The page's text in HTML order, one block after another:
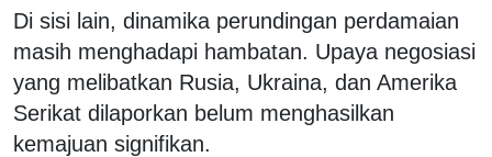
Di sisi lain, dinamika perundingan perdamaian
masih menghadapi hambatan. Upaya negosiasi
yang melibatkan Rusia, Ukraina, dan Amerika
Serikat dilaporkan belum menghasilkan
kemajuan signifikan.